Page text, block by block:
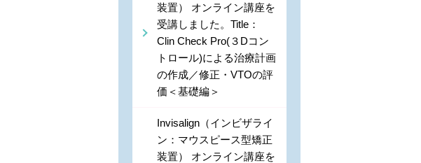
装置） オンライン講座を
受講しました。Title：
Clin Check Pro(３Dコン
トロール)による治療計画
の作成／修正・VTOの評
価＜基礎編＞
Invisalign（インビザライ
ン：マウスピース型矯正
装置） オンライン講座を